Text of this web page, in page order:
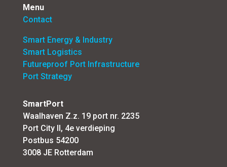
Menu
Contact
Smart Energy & Industry
Smart Logistics
Futureproof Port Infrastructure
Port Strategy
SmartPort
Waalhaven Z.z. 19 port nr. 2235
Port City II, 4e verdieping
Postbus 54200
3008 JE Rotterdam